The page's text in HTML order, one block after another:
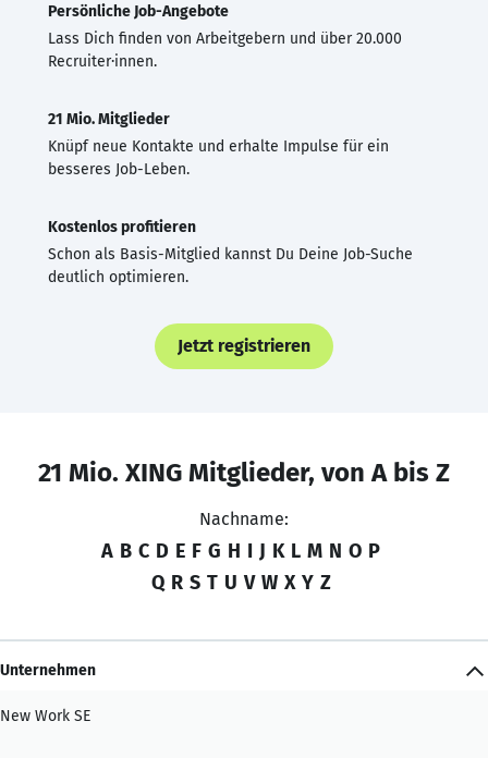
Persönliche Job-Angebote
Lass Dich finden von Arbeitgebern und über 20.000
Recruiter·innen.
21 Mio. Mitglieder
Knüpf neue Kontakte und erhalte Impulse für ein
besseres Job-Leben.
Kostenlos profitieren
Schon als Basis-Mitglied kannst Du Deine Job-Suche
deutlich optimieren.
Jetzt registrieren
21 Mio. XING Mitglieder, von A bis Z
Nachname:
A B C D E F G H I J K L M N O P
Q R S T U V W X Y Z
Unternehmen
New Work SE